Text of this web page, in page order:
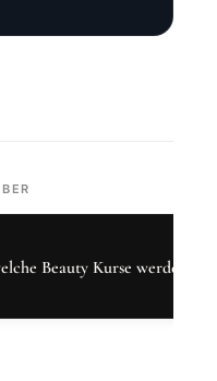
Beauty Kurse werden